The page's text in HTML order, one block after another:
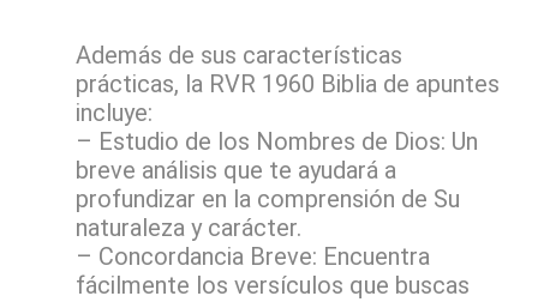
Además de sus características
prácticas, la RVR 1960 Biblia de apuntes
incluye:
– Estudio de los Nombres de Dios: Un
breve análisis que te ayudará a
profundizar en la comprensión de Su
naturaleza y carácter.
– Concordancia Breve: Encuentra
fácilmente los versículos que buscas